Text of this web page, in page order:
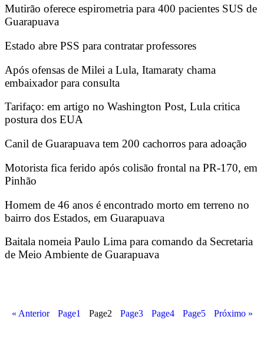
Mutirão oferece espirometria para 400 pacientes SUS de
Guarapuava
Estado abre PSS para contratar professores
Após ofensas de Milei a Lula, Itamaraty chama
embaixador para consulta
Tarifaço: em artigo no Washington Post, Lula critica
postura dos EUA
Canil de Guarapuava tem 200 cachorros para adoação
Motorista fica ferido após colisão frontal na PR-170, em
Pinhão
Homem de 46 anos é encontrado morto em terreno no
bairro dos Estados, em Guarapuava
Baitala nomeia Paulo Lima para comando da Secretaria
de Meio Ambiente de Guarapuava
« Anterior Page1 Page2 Page3 Page4 Page5 Próximo »